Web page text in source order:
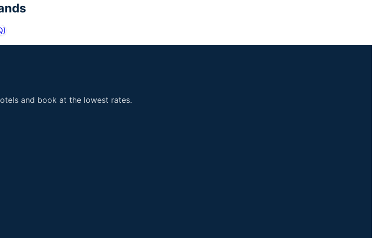
)
and book at the lowest rates.